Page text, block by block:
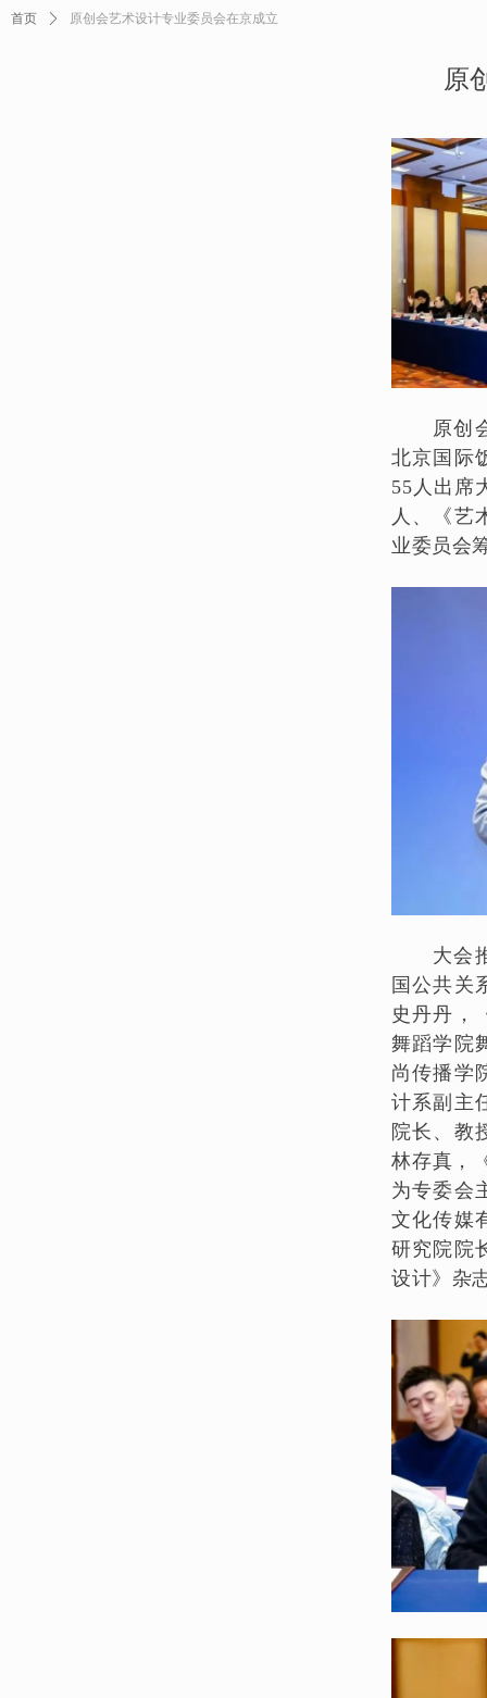
原创
北京国际
55人出席
人、《艺
业委员会
大会
国公共关
史丹丹，
舞蹈学院
尚传播学
计系副主
院长、教
林存真，
为专委会
文化传媒
研究院院
设计》杂
原
首页 ꄲ 原创会艺术设计专业委员会在京成立